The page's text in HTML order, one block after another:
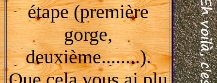
étape (première
gorge,
deuxième........).